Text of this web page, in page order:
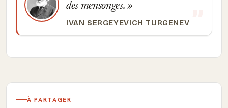
des mensonges.
IVAN SERGEYEVICH TURGENEV
À PARTAGER